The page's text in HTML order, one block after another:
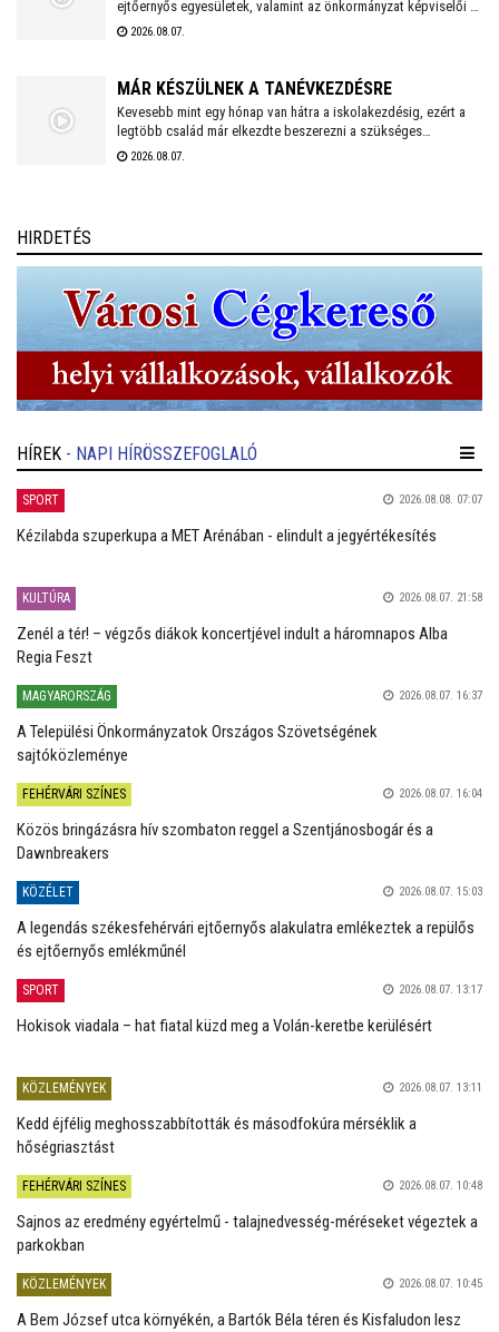
ejtőernyős egyesületek, valamint az önkormányzat képviselői a
Repülős és Ejtőernyős Emlékműnél. A jelenlévők a 62. Önálló
2026.08.07.
MÁR KÉSZÜLNEK A TANÉVKEZDÉSRE
Kevesebb mint egy hónap van hátra a iskolakezdésig, ezért a
legtöbb család már elkezdte beszerezni a szükséges
tanszereket. A fehérvári papír-írószer üzletek már július eleje
2026.08.07.
HIRDETÉS
HÍREK - NAPI HÍRÖSSZEFOGLALÓ
SPORT 2026.08.08. 07:07
Kézilabda szuperkupa a MET Arénában - elindult a jegyértékesítés
KULTÚRA 2026.08.07. 21:58
Zenél a tér! – végzős diákok koncertjével indult a háromnapos Alba
Regia Feszt
MAGYARORSZÁG 2026.08.07. 16:37
A Települési Önkormányzatok Országos Szövetségének
sajtóközleménye
FEHÉRVÁRI SZÍNES 2026.08.07. 16:04
Közös bringázásra hív szombaton reggel a Szentjánosbogár és a
Dawnbreakers
KÖZÉLET 2026.08.07. 15:03
A legendás székesfehérvári ejtőernyős alakulatra emlékeztek a repülős
és ejtőernyős emlékműnél
SPORT 2026.08.07. 13:17
Hokisok viadala – hat fiatal küzd meg a Volán-keretbe kerülésért
KÖZLEMÉNYEK 2026.08.07. 13:11
Kedd éjfélig meghosszabbították és másodfokúra mérséklik a
hőségriasztást
FEHÉRVÁRI SZÍNES 2026.08.07. 10:48
Sajnos az eredmény egyértelmű - talajnedvesség-méréseket végeztek a
parkokban
KÖZLEMÉNYEK 2026.08.07. 10:45
A Bem József utca környékén, a Bartók Béla téren és Kisfaludon lesz